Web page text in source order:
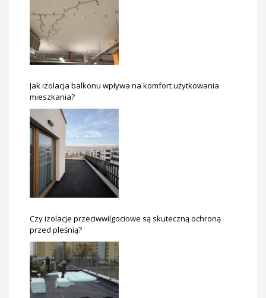
Jak izolacja balkonu wpływa na komfort użytkowania
mieszkania?
Czy izolacje przeciwwilgociowe są skuteczną ochroną
przed pleśnią?